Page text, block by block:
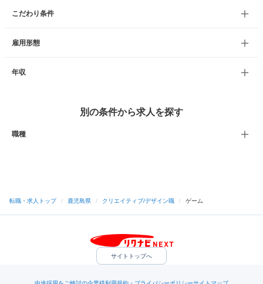
こだわり条件
雇用形態
年収
別の条件から求人を探す
職種
転職・求人トップ / 鹿児島県 / クリエイティブ/デザイン職 / ゲーム
サイトトップへ